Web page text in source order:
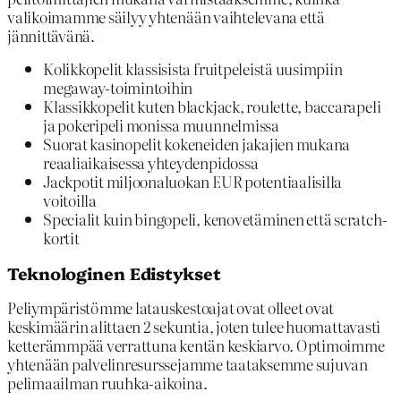
valikoimamme säilyy yhtenään vaihtelevana että
jännittävänä.
Kolikkopelit klassisista fruitpeleistä uusimpiin
megaway-toimintoihin
Klassikkopelit kuten blackjack, roulette, baccarapeli
ja pokeripeli monissa muunnelmissa
Suorat kasinopelit kokeneiden jakajien mukana
reaaliaikaisessa yhteydenpidossa
Jackpotit miljoonaluokan EUR potentiaalisilla
voitoilla
Specialit kuin bingopeli, kenovetäminen että scratch-
kortit
Teknologinen Edistykset
Peliympäristömme latauskestoajat ovat olleet ovat
keskimäärin alittaen 2 sekuntia, joten tulee huomattavasti
ketterämmpää verrattuna kentän keskiarvo. Optimoimme
yhtenään palvelinresurssejamme taataksemme sujuvan
pelimaailman ruuhka-aikoina.